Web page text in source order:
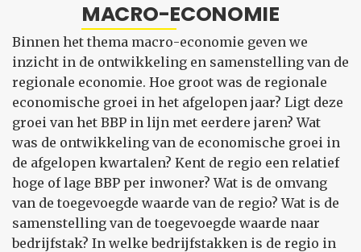
MACRO-ECONOMIE
Binnen het thema macro-economie geven we
inzicht in de ontwikkeling en samenstelling van de
regionale economie. Hoe groot was de regionale
economische groei in het afgelopen jaar? Ligt deze
groei van het BBP in lijn met eerdere jaren? Wat
was de ontwikkeling van de economische groei in
de afgelopen kwartalen? Kent de regio een relatief
hoge of lage BBP per inwoner? Wat is de omvang
van de toegevoegde waarde van de regio? Wat is de
samenstelling van de toegevoegde waarde naar
bedrijfstak? In welke bedrijfstakken is de regio in